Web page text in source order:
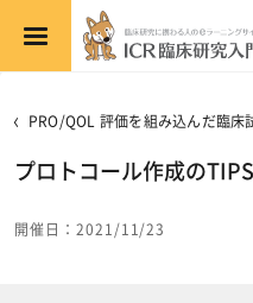
メインコンテンツへスキップする
PRO/QOL 評価を組み込んだ臨床
プロトコール作成の
開催日：2021/11/23